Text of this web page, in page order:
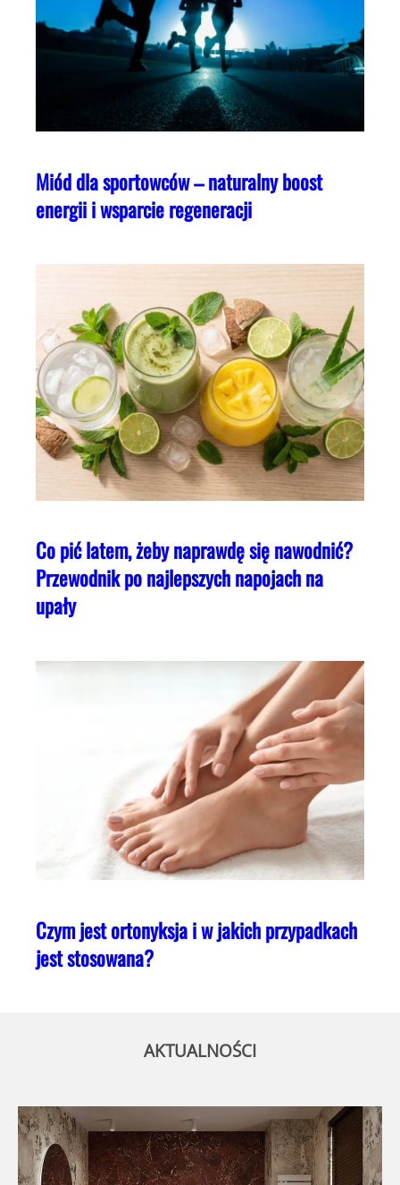
Miód dla sportowców – naturalny boost
energii i wsparcie regeneracji
Co pić latem, żeby naprawdę się nawodnić?
Przewodnik po najlepszych napojach na
upały
Czym jest ortonyksja i w jakich przypadkach
jest stosowana?
AKTUALNOŚCI